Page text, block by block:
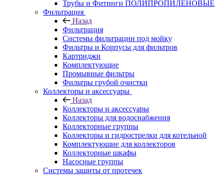
Трубы и Фитинги ПОЛИПРОПИЛЕНОВЫЕ
Фильтрация
Назад
Фильтрация
Системы фильтрации под мойку
Фильтры и Корпусы для фильтров
Картриджи
Комплектующие
Промывные фильтры
Фильтры грубой очистки
Коллекторы и аксессуары
Назад
Коллекторы и аксессуары
Коллекторы для водоснабжения
Коллекторные группы
Коллекторы и гидрострелки для котельной
Комплектующие для коллекторов
Коллекторные шкафы
Насосные группы
Системы защиты от протечек